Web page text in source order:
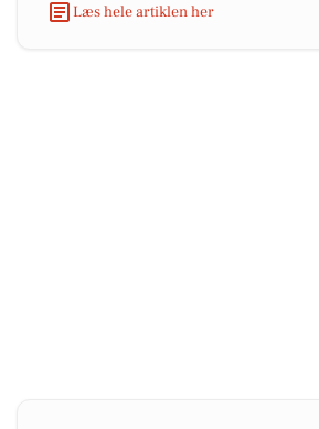
Læs hele artiklen her